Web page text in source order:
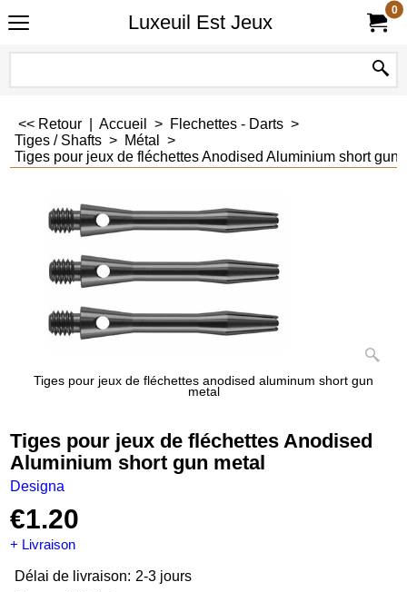
Luxeuil Est Jeux
0
<< Retour Accueil > Flechettes - Darts >
Tiges / Shafts > Métal
>
Tiges pour jeux de fléchettes Anodised Aluminium short gun
Tiges pour jeux de fléchettes anodised aluminum short gun
metal
Tiges pour jeux de fléchettes Anodised
Aluminium short gun metal
Designa
€1.20
+ Livraison
Délai de livraison: 2-3 jours